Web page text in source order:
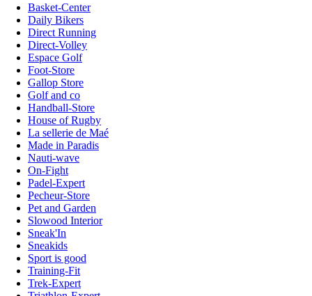
Basket-Center
Daily Bikers
Direct Running
Direct-Volley
Espace Golf
Foot-Store
Gallop Store
Golf and co
Handball-Store
House of Rugby
La sellerie de Maé
Made in Paradis
Nauti-wave
On-Fight
Padel-Expert
Pecheur-Store
Pet and Garden
Slowood Interior
Sneak'In
Sneakids
Sport is good
Training-Fit
Trek-Expert